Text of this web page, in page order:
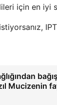
için en iyi
Mucizenin